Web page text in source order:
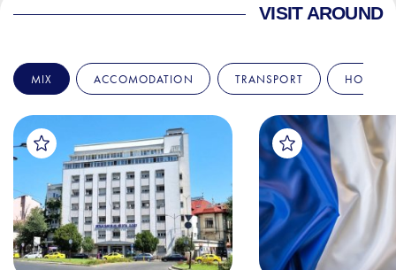
VISIT AROUND
MIX ACCOMODATION TRANSPORT